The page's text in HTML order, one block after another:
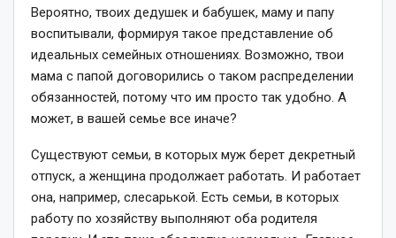
Вероятно, твоих дедушек и бабушек, маму и папу
воспитывали, формируя такое представление об
идеальных семейных отношениях. Возможно, твои
мама с папой договорились о таком распределении
обязанностей, потому что им просто так удобно. А
может, в вашей семье все иначе?
Существуют семьи, в которых муж берет декретный
отпуск, а женщина продолжает работать. И работает
она, например, слесарькой. Есть семьи, в которых
работу по хозяйству выполняют оба родителя